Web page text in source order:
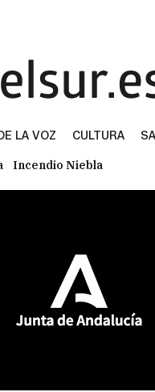
LA VOZ CULTURA
Incendio Niebla